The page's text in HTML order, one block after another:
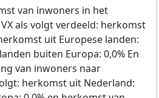
van inwoners in het
als volgt verdeeld: herkomst
uit Europese landen:
buiten Europa: 0,0% En
van inwoners naar
herkomst uit Nederland: